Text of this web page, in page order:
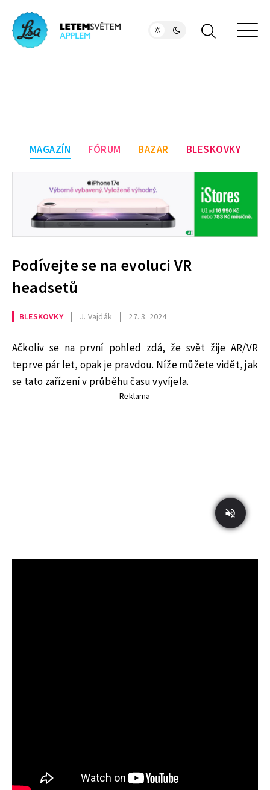
MAGAZÍN FÓRUM BAZAR BLESKOVKY
Podívejte se na evoluci VR
headsetů
BLESKOVKY J. Vajdák 27. 3. 2024
Ačkoliv se na první pohled zdá, že svět žije AR/VR
teprve pár let, opak je pravdou. Níže můžete vidět, jak
se tato zařízení v průběhu času vyvíjela.
Reklama